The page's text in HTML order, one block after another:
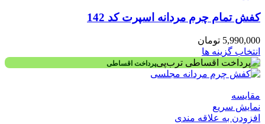
کفش تمام چرم مردانه اسپرت کد 142
5,990,000 تومان
انتخاب گزینه ها
پرداخت اقساطی
مقايسه
نمایش سریع
افزودن به علاقه مندی